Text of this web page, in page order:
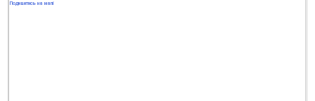
Подивитись на мапі